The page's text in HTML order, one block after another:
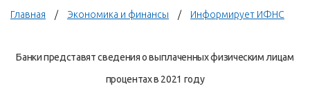
Главная Экономика и финансы Информирует ИФНС
Банки представят сведения о выплаченных физическим лицам
процентах в 2021 году